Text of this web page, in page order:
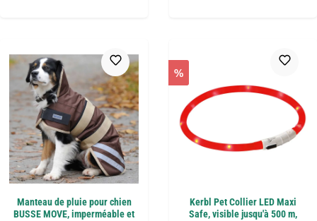
Manteau de pluie pour chien
BUSSE MOVE, imperméable et
%
Kerbl Pet Collier LED Maxi
Safe, visible jusqu'à 500 m,